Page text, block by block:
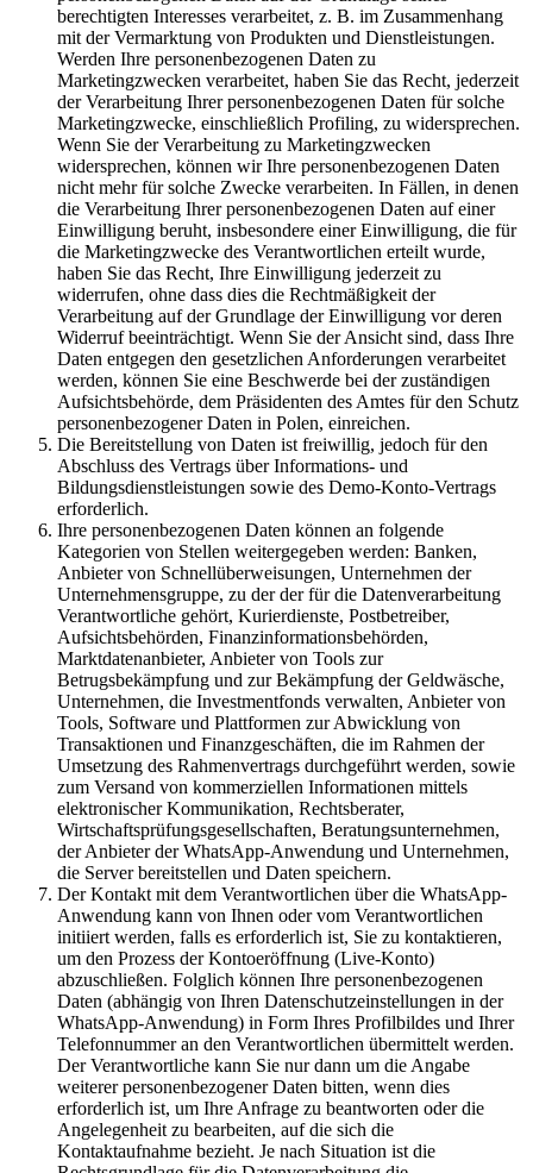
berechtigten Interesses verarbeitet, z. B. im Zusammenhang
mit der Vermarktung von Produkten und Dienstleistungen.
Werden Ihre personenbezogenen Daten zu
Marketingzwecken verarbeitet, haben Sie das Recht, jederzeit
der Verarbeitung Ihrer personenbezogenen Daten für solche
Marketingzwecke, einschließlich Profiling, zu widersprechen.
Wenn Sie der Verarbeitung zu Marketingzwecken
widersprechen, können wir Ihre personenbezogenen Daten
nicht mehr für solche Zwecke verarbeiten. In Fällen, in denen
die Verarbeitung Ihrer personenbezogenen Daten auf einer
Einwilligung beruht, insbesondere einer Einwilligung, die für
die Marketingzwecke des Verantwortlichen erteilt wurde,
haben Sie das Recht, Ihre Einwilligung jederzeit zu
widerrufen, ohne dass dies die Rechtmäßigkeit der
Verarbeitung auf der Grundlage der Einwilligung vor deren
Widerruf beeinträchtigt. Wenn Sie der Ansicht sind, dass Ihre
Daten entgegen den gesetzlichen Anforderungen verarbeitet
werden, können Sie eine Beschwerde bei der zuständigen
Aufsichtsbehörde, dem Präsidenten des Amtes für den Schutz
personenbezogener Daten in Polen, einreichen.
Die Bereitstellung von Daten ist freiwillig, jedoch für den
Abschluss des Vertrags über Informations- und
Bildungsdienstleistungen sowie des Demo-Konto-Vertrags
erforderlich.
Ihre personenbezogenen Daten können an folgende
Kategorien von Stellen weitergegeben werden: Banken,
Anbieter von Schnellüberweisungen, Unternehmen der
Unternehmensgruppe, zu der der für die Datenverarbeitung
Verantwortliche gehört, Kurierdienste, Postbetreiber,
Aufsichtsbehörden, Finanzinformationsbehörden,
Marktdatenanbieter, Anbieter von Tools zur
Betrugsbekämpfung und zur Bekämpfung der Geldwäsche,
Unternehmen, die Investmentfonds verwalten, Anbieter von
Tools, Software und Plattformen zur Abwicklung von
Transaktionen und Finanzgeschäften, die im Rahmen der
Umsetzung des Rahmenvertrags durchgeführt werden, sowie
zum Versand von kommerziellen Informationen mittels
elektronischer Kommunikation, Rechtsberater,
Wirtschaftsprüfungsgesellschaften, Beratungsunternehmen,
der Anbieter der WhatsApp-Anwendung und Unternehmen,
die Server bereitstellen und Daten speichern.
Der Kontakt mit dem Verantwortlichen über die WhatsApp-
Anwendung kann von Ihnen oder vom Verantwortlichen
initiiert werden, falls es erforderlich ist, Sie zu kontaktieren,
um den Prozess der Kontoeröffnung (Live-Konto)
abzuschließen. Folglich können Ihre personenbezogenen
Daten (abhängig von Ihren Datenschutzeinstellungen in der
WhatsApp-Anwendung) in Form Ihres Profilbildes und Ihrer
Telefonnummer an den Verantwortlichen übermittelt werden.
Der Verantwortliche kann Sie nur dann um die Angabe
weiterer personenbezogener Daten bitten, wenn dies
erforderlich ist, um Ihre Anfrage zu beantworten oder die
Angelegenheit zu bearbeiten, auf die sich die
Kontaktaufnahme bezieht. Je nach Situation ist die